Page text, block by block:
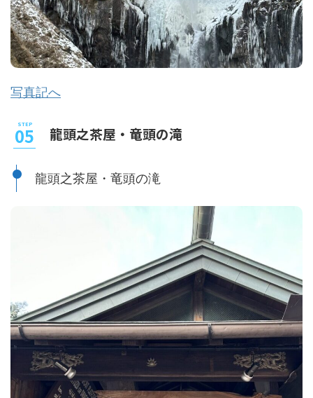
写真記へ
龍頭之茶屋・竜頭の滝
龍頭之茶屋・竜頭の滝